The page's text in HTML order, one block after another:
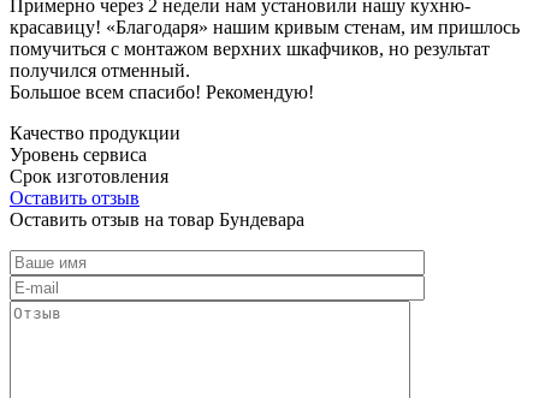
Примерно через 2 недели нам установили нашу кухню-
красавицу! «Благодаря» нашим кривым стенам, им пришлось
помучиться с монтажом верхних шкафчиков, но результат
получился отменный.
Большое всем спасибо! Рекомендую!
Качество продукции
Уровень сервиса
Срок изготовления
Оставить отзыв
Оставить отзыв на товар Бундевара